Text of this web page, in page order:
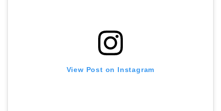
View Post on Instagram